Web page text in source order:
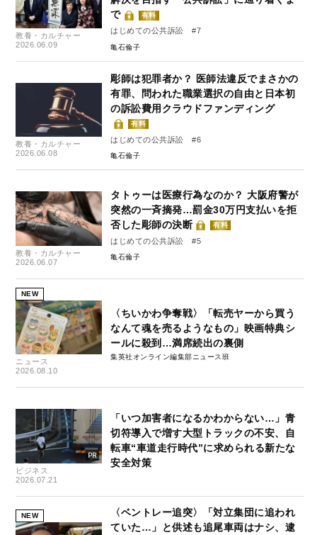
教養・カルチャー
2026.06.09
で
有料
はじめての公共訴訟 #7
亀石倫子
教養・カルチャー
2026.06.08
彫師は犯罪者か？ 医師法違反でまさかの
有罪、問われた職業選択の自由と日本初
の訴訟費用クラウドファンディング
有料
はじめての公共訴訟 #6
亀石倫子
教養・カルチャー
2026.06.07
タトゥーは医療行為なのか？ 大阪府警が
突然の一斉摘発…罰金30万円支払いを拒
否した彫師の決断
有料
はじめての公共訴訟 #5
亀石倫子
NEW
ニュース
2026.08.10
〈ちいかわ争奪戦〉「転売ヤーから買う
なんて魂を売るようなもの」映画特典シ
ールに殺到…満席続出の裏側
集英社オンライン編集部ニュース班
ビジネス
2026.07.21
「いつ加害者になるかわからない…」青
切符導入で増す大型トラックの不安、自
転車“車道走行時代”に求められる新たな
安全対策
NEW
〈ベントレー追突〉「対立集団に追われ
ていた…」と供述も追尾車両はナシ、逮